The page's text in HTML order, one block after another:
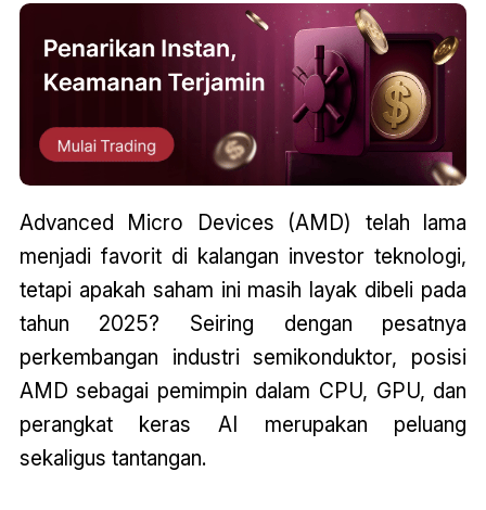
Advanced Micro Devices (AMD) telah lama
menjadi favorit di kalangan investor teknologi,
tetapi apakah saham ini masih layak dibeli pada
tahun 2025? Seiring dengan pesatnya
perkembangan industri semikonduktor, posisi
AMD sebagai pemimpin dalam CPU, GPU, dan
perangkat keras AI merupakan peluang
sekaligus tantangan.